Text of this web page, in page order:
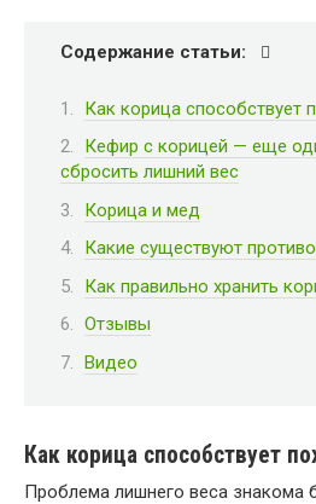
Содержание статьи:
Как корица способствует
Кефир с корицей — еще
сбросить лишний вес
Корица и мед
Какие существуют
Как правильно хранить
Отзывы
Видео
Как корица способствует
Проблема лишнего веса знакома